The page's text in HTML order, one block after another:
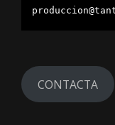
CONTACTA